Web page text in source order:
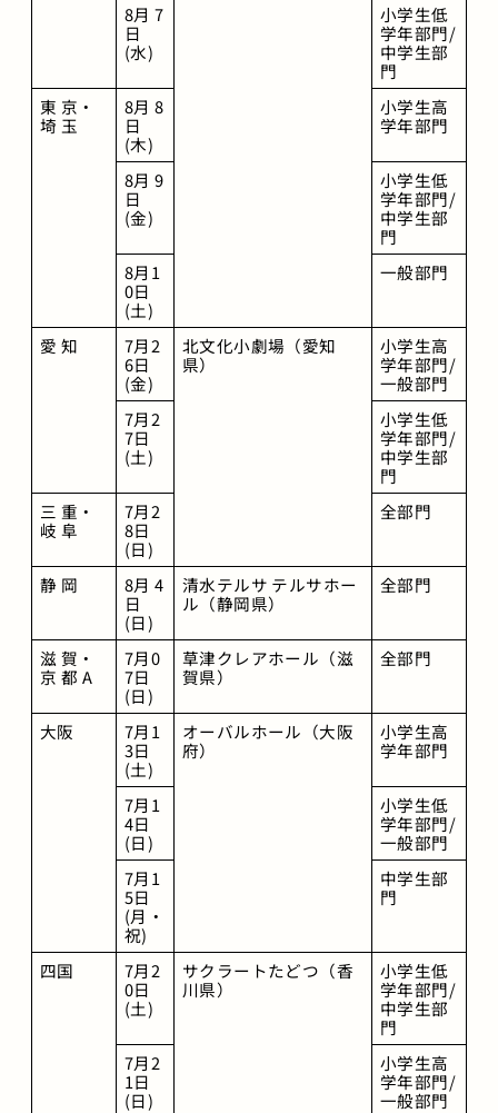
8月 7
日
(水)
小学生低
学年部門/
中学生部
門
東 京・
埼 玉
8月 8
日
(木)
小学生高
学年部門
8月 9
日
(金)
小学生低
学年部門/
中学生部
門
8月1
0日
(土)
一般部門
愛 知
7月2
6日
(金)
北文化小劇場（愛知
県）
小学生高
学年部門/
一般部門
7月2
7日
(土)
小学生低
学年部門/
中学生部
門
三 重・
岐 阜
7月2
8日
(日)
全部門
静 岡
8月 4
日
(日)
清水テルサ テルサホー
ル（静岡県）
全部門
滋 賀・
京 都 A
7月0
7日
(日)
草津クレアホール（滋
賀県）
全部門
大阪
7月1
3日
(土)
オーバルホール（大阪
府）
小学生高
学年部門
7月1
4日
(日)
小学生低
学年部門/
一般部門
7月1
5日
(月・
祝)
中学生部
門
四国
7月2
0日
(土)
サクラートたどつ（香
川県）
小学生低
学年部門/
中学生部
門
7月2
1日
(日)
小学生高
学年部門/
一般部門